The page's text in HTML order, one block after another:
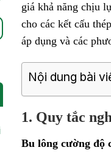
giá khả năng chịu
cho các kết cấu
áp dụng và các
Nội dung bài
1. Quy tắc
Bu lông cường độ